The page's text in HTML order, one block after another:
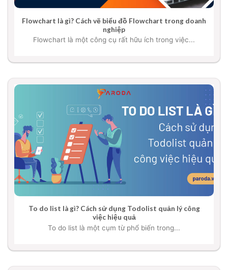
Flowchart là gì? Cách vẽ biểu đồ Flowchart trong doanh
nghiệp
Flowchart là một công cụ rất hữu ích trong việc...
To do list là gì? Cách sử dụng Todolist quản lý công
việc hiệu quả
To do list là một cụm từ phổ biến trong...